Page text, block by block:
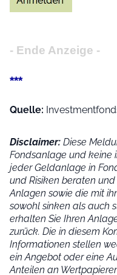
- Ende Anzeige -
***
Quelle:
Disclaimer: Diese
Fondsanlage und keine
jeder Geldanlage in
und Risiken beraten
Anlagen sowie die mit
sowohl sinken als auch
erhalten Sie Ihren
zurück. Die in diesem
Informationen stellen
ein Angebot oder eine
Anteilen an